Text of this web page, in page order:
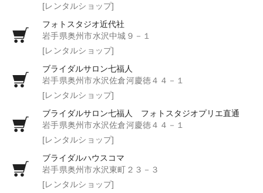
[レンタルショップ]
フォトスタジオ近代社
岩手県奥州市水沢中城９－１
[レンタルショップ]
ブライダルサロン七福人
岩手県奥州市水沢佐倉河慶徳４４－１
[レンタルショップ]
ブライダルサロン七福人 フォトスタジオプリエ直通
岩手県奥州市水沢佐倉河慶徳４４－１
[レンタルショップ]
ブライダルハウスコマ
岩手県奥州市水沢東町２３－３
[レンタルショップ]